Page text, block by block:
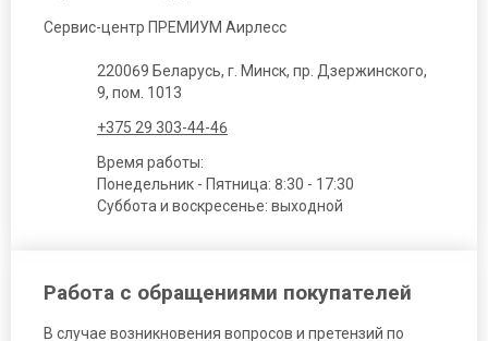
Сервис-центр ПРЕМИУМ Аирлесс
220069 Беларусь, г. Минск, пр. Дзержинского,
9, пом. 1013
+375 29 303-44-46
Время работы:
Понедельник - Пятница: 8:30 - 17:30
Суббота и воскресенье: выходной
Работа с обращениями покупателей
В случае возникновения вопросов и претензий по